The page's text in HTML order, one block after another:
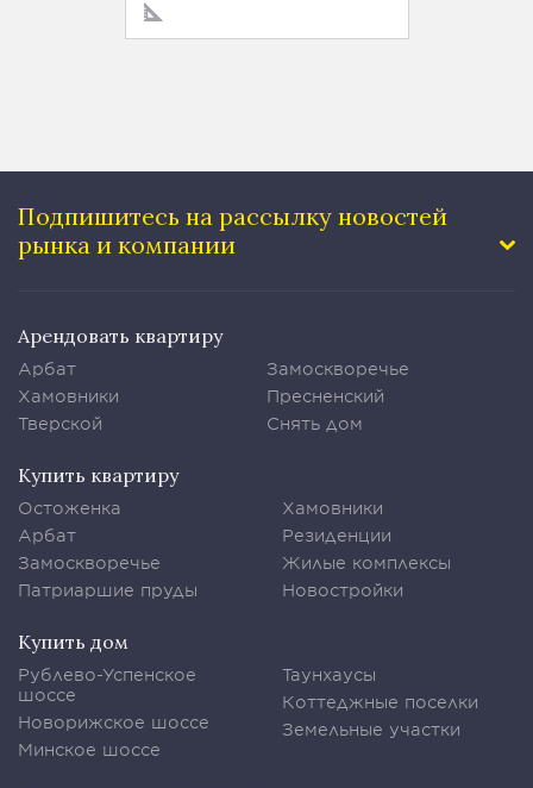
Подпишитесь на рассылку новостей
рынка и компании
Арендовать квартиру
Арбат
Хамовники
Тверской
Замоскворечье
Пресненский
Снять дом
Купить квартиру
Остоженка
Арбат
Замоскворечье
Патриаршие пруды
Хамовники
Резиденции
Жилые комплексы
Новостройки
Купить дом
Рублево-Успенское
шоссе
Новорижское шоссе
Минское шоссе
Таунхаусы
Коттеджные поселки
Земельные участки